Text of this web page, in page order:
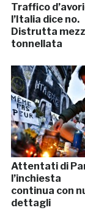
Traffico
l’Italia dice no.
Distrutta
tonnellata
Attentati di
l’inchiesta
continua con
dettagli